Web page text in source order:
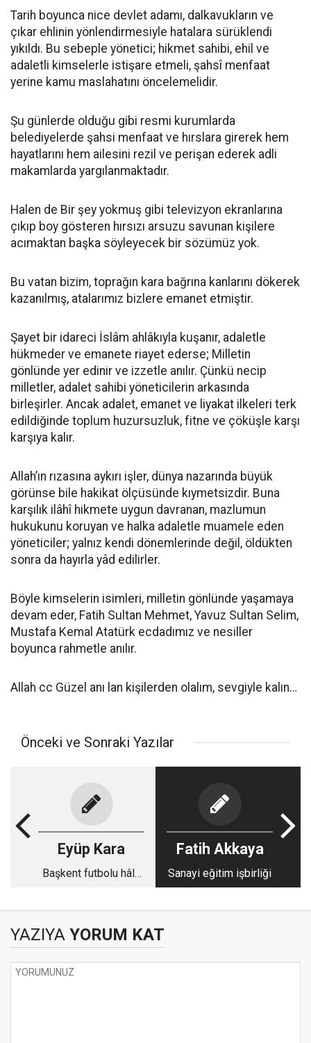
Tarih boyunca nice devlet adamı, dalkavukların ve
çıkar ehlinin yönlendirmesiyle hatalara sürüklendi
yıkıldı. Bu sebeple yönetici; hikmet sahibi, ehil ve
adaletli kimselerle istişare etmeli, şahsî menfaat
yerine kamu maslahatını öncelemelidir.
Şu günlerde olduğu gibi resmi kurumlarda
belediyelerde şahsi menfaat ve hırslara girerek hem
hayatlarını hem ailesini rezil ve perişan ederek adli
makamlarda yargılanmaktadır.
Halen de Bir şey yokmuş gibi televizyon ekranlarına
çıkıp boy gösteren hırsızı arsuzu savunan kişilere
acımaktan başka söyleyecek bir sözümüz yok.
Bu vatan bizim, toprağın kara bağrına kanlarını dökerek
kazanılmış, atalarımız bizlere emanet etmiştir.
Şayet bir idareci İslâm ahlâkıyla kuşanır, adaletle
hükmeder ve emanete riayet ederse; Milletin
gönlünde yer edinir ve izzetle anılır. Çünkü necip
milletler, adalet sahibi yöneticilerin arkasında
birleşirler. Ancak adalet, emanet ve liyakat ilkeleri terk
edildiğinde toplum huzursuzluk, fitne ve çöküşle karşı
karşıya kalır.
Allah’ın rızasına aykırı işler, dünya nazarında büyük
görünse bile hakikat ölçüsünde kıymetsizdir. Buna
karşılık ilâhî hikmete uygun davranan, mazlumun
hukukunu koruyan ve halka adaletle muamele eden
yöneticiler; yalnız kendi dönemlerinde değil, öldükten
sonra da hayırla yâd edilirler.
Böyle kimselerin isimleri, milletin gönlünde yaşamaya
devam eder, Fatih Sultan Mehmet, Yavuz Sultan Selim,
Mustafa Kemal Atatürk ecdadımız ve nesiller
boyunca rahmetle anılır.
Allah cc Güzel anı lan kişilerden olalım, sevgiyle kalın…
Önceki ve Sonraki Yazılar
Eyüp Kara
Başkent futbolu hâlâ
Fatih Akkaya
Sanayi eğitim işbirliği
YAZIYA YORUM KAT